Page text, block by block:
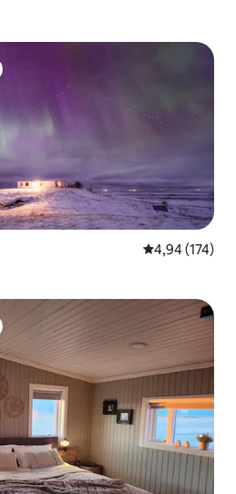
Gemiddelde
4,94 (174)